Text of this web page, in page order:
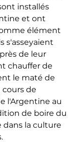
installés
et ont
élément
s'asseyaient
de leur
chauffer de
le maté de
cours de
l'Argentine au
de boire du
dans la culture